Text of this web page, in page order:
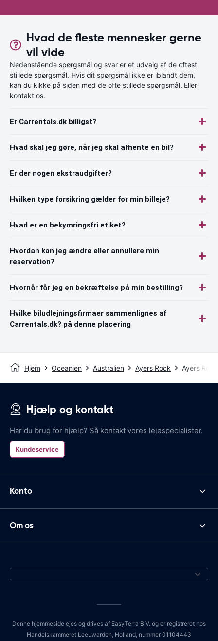
Hvad de fleste mennesker gerne
vil vide
Nedenstående spørgsmål og svar er et udvalg af de oftest
stillede spørgsmål. Hvis dit spørgsmål ikke er iblandt dem,
kan du kikke på siden med de ofte stillede spørgsmål. Eller
kontakt os.
Er Carrentals.dk billigst?
Hvad skal jeg gøre, når jeg skal afhente en bil?
Er der nogen ekstraudgifter?
Hvilken type forsikring gælder for min billeje?
Hvad er en bekymringsfri etiket?
Hvordan kan jeg ændre eller annullere min
reservation?
Hvornår får jeg en bekræftelse på min bestilling?
Hvilke biludlejningsfirmaer sammenlignes af
Carrentals.dk? på denne placering
Hjem Oceanien Australien Ayers Rock Ayers
Hjælp og kontakt
Har du brug for hjælp? Så kontakt vores lejespecialister.
Kundeservice
Konto
Om os
Denne hjemmeside ejes og drives af EasyTerra B.V. og er registreret hos
Handelskammeret Leeuwarden, Holland, nummer 01104443